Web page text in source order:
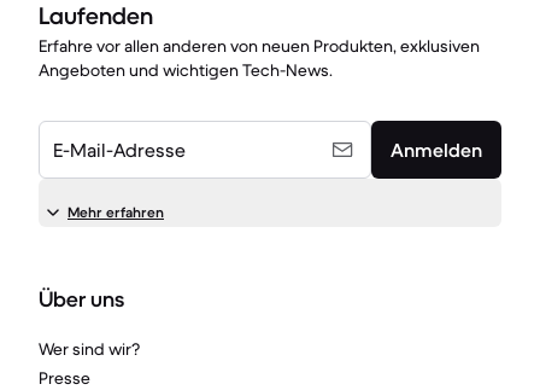
Laufenden
Erfahre vor allen anderen von neuen Produkten, exklusiven
Angeboten und wichtigen Tech-News.
E-Mail-Adresse Anmelden
Mehr erfahren
Über uns
Wer sind wir?
Presse